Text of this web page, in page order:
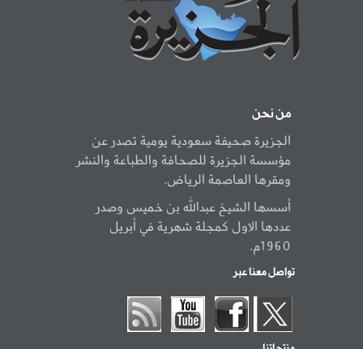
من نحن
الجزيرة صحيفة سعودية يومية تصدر عن
مؤسسة الجزيرة للصحافة والطباعة والنشر
ومقرها العاصمة الرياض.
أسسها الشيخ عبدالله بن خميس وصدر
عددها الاول كمجلة شهرية في أبريل
1960م.
تواصل معنا عبر